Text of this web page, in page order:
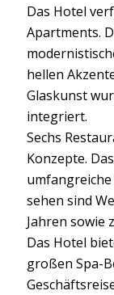
Das Hotel
Apartments.
hellen
Glaskunst
integriert.
Sechs
Konzepte.
umfangreiche
sehen sind
Jahren sowie
Das Hotel
großen Spa-